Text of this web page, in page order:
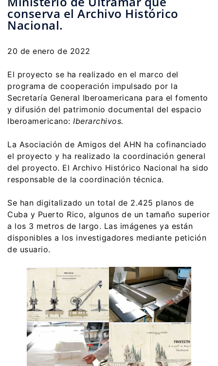
conserva el Archivo Histórico
Nacional.
20 de enero de 2022
El proyecto se ha realizado en el marco del
programa de cooperación impulsado por la
Secretaría General Iberoamericana para el fomento
y difusión del patrimonio documental del espacio
Iberoamericano: Iberarchivos.
La Asociación de Amigos del AHN ha cofinanciado
el proyecto y ha realizado la coordinación general
del proyecto. El Archivo Histórico Nacional ha sido
responsable de la coordinación técnica.
Se han digitalizado un total de 2.425 planos de
Cuba y Puerto Rico, algunos de un tamaño superior
a los 3 metros de largo. Las imágenes ya están
disponibles a los investigadores mediante petición
de usuario.